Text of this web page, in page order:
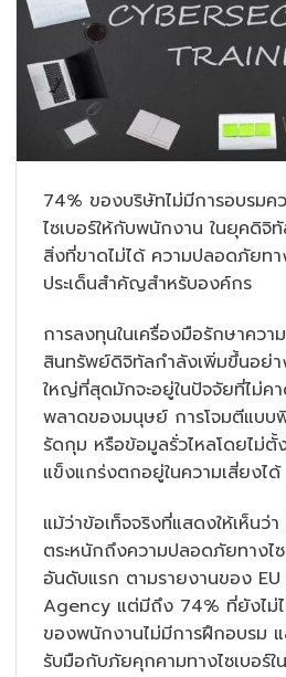
74% ของบริษัทไม่มีการอบรม
ไซเบอร์ให้กับพนักงาน ในยุคดิจิ
สิ่งที่ขาดไม่ได้ ความปลอดภัยทา
ประเด็นสำคัญสำหรับองค์กร
การลงทุนในเครื่องมือรักษาคว
สินทรัพย์ดิจิทัลกำลังเพิ่มขึ้นอย่
ใหญ่ที่สุดมักจะอยู่ในปัจจัยที่ไม่
พลาดของมนุษย์ การโจมตีแบบ
รัดกุม หรือข้อมูลรั่วไหลโดยไม่ตั้
แข็งแกร่งตกอยู่ในความเสี่ยงได้
แม้ว่าข้อเท็จจริงที่แสดงให้เห็นว่
ตระหนักถึงความปลอดภัยทางไ
อันดับแรก ตามรายงานของ
Agency แต่มีถึง 74% ที่ยังไม่ไ
ของพนักงานไม่มีการฝึกอบรม แ
รับมือกับภัยคุกคามทางไซเบอร์ใ